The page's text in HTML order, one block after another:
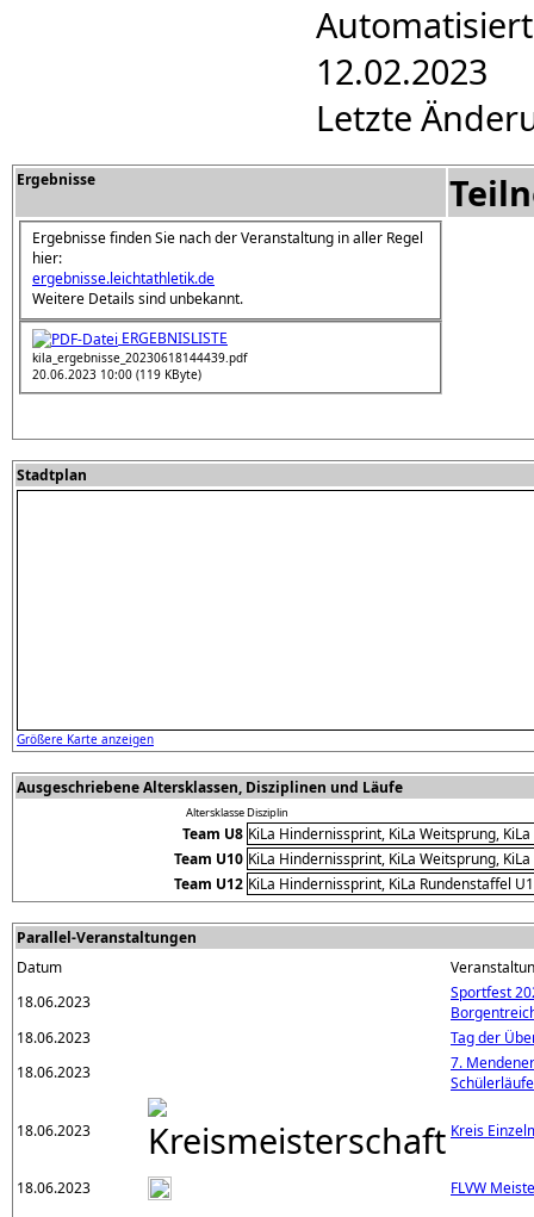
12.02.2023
Letzte
Ergebnisse
Ergebnisse finden Sie nach der Veranstaltung in aller Regel
hier:
ergebnisse.leichtathletik.de
Weitere Details sind unbekannt.
ERGEBNISLISTE
kila_ergebnisse_20230618144439.pdf
20.06.2023 10:00 (119 KByte)
Stadtplan
Größere Karte anzeigen
Ausgeschriebene Altersklassen, Disziplinen und Läufe
AltersklasseDisziplin
Team U8 KiLa Hindernissprint, KiLa Weitsprung,
Team U10 KiLa Hindernissprint, KiLa Weitsprung,
Team U12 KiLa Hindernissprint, KiLa Rundenstaffel
Parallel-Veranstaltungen
Datum
18.06.2023
Sportfest
18.06.2023
Tag der
18.06.2023
7.
18.06.2023 Kreis
18.06.2023 FLVW